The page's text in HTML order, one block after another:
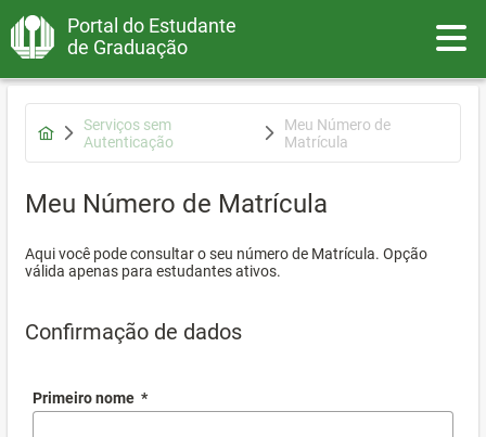
Portal do Estudante
de Graduação
Serviços sem
Autenticação
Meu Número de
Matrícula
Meu Número de Matrícula
Aqui você pode consultar o seu número de Matrícula. Opção
válida apenas para estudantes ativos.
Confirmação de dados
Primeiro nome *